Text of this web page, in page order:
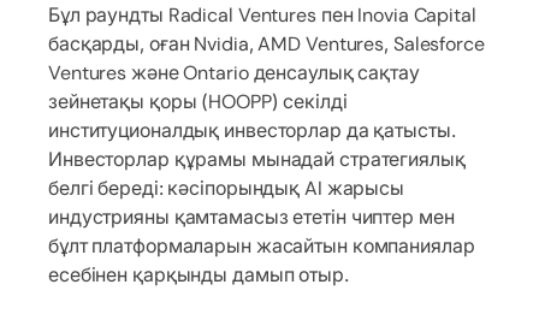
Бұл раундты Radical Ventures пен Inovia Capital
басқарды, оған Nvidia, AMD Ventures, Salesforce
Ventures және Ontario денсаулық сақтау
зейнетақы қоры (HOOPP) секілді
институционалдық инвесторлар да қатысты.
Инвесторлар құрамы мынадай стратегиялық
белгі береді: кәсіпорындық AI жарысы
индустрияны қамтамасыз ететін чиптер мен
бұлт платформаларын жасайтын компаниялар
есебінен қарқынды дамып отыр.